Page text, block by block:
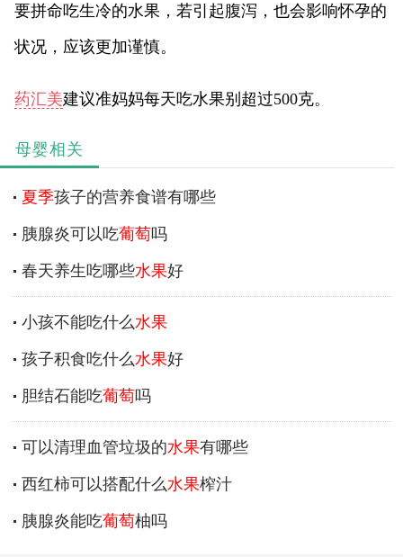
要拼命吃生冷的水果，若引起腹泻，也会影响怀孕的
状况，应该更加谨慎。
药汇美建议准妈妈每天吃水果别超过500克。
母婴相关
夏季孩子的营养食谱有哪些
胰腺炎可以吃葡萄吗
春天养生吃哪些水果好
小孩不能吃什么水果
孩子积食吃什么水果好
胆结石能吃葡萄吗
可以清理血管垃圾的水果有哪些
西红柿可以搭配什么水果榨汁
胰腺炎能吃葡萄柚吗